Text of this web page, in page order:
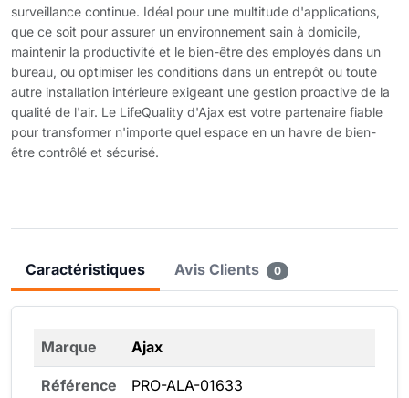
surveillance continue. Idéal pour une multitude d'applications,
que ce soit pour assurer un environnement sain à domicile,
maintenir la productivité et le bien-être des employés dans un
bureau, ou optimiser les conditions dans un entrepôt ou toute
autre installation intérieure exigeant une gestion proactive de la
qualité de l'air. Le LifeQuality d'Ajax est votre partenaire fiable
pour transformer n'importe quel espace en un havre de bien-
être contrôlé et sécurisé.
Caractéristiques Avis Clients 0
Marque Ajax
Référence PRO-ALA-01633